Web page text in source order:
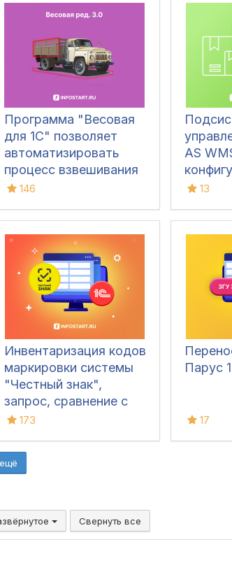
Программа "Весовая
для 1С" позволяет
автоматизировать
процесс взвешивания
ТМЦ в организациях,
приемку и отгрузку
различным
транспортом, для
ведения складского
учета и контроля
остатков на складах.
Конфигурация
позволяет
фиксировать вес
вручную, напрямую с
весов, а также
управлять
дополнительным
оборудованием и
контролировать
движение транспорта.
146
AS
13
Инвентаризация кодов
маркировки системы
"Честный знак",
запрос, сравнение с
остатками 1С,
173
Парус
17
Свернуть все